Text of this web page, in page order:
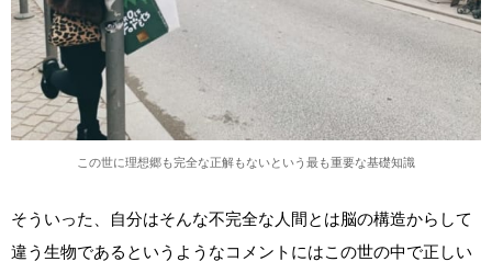
この世に理想郷も完全な正解もないという最も重要な基礎知識
そういった、自分はそんな不完全な人間とは脳の構造からして
違う生物であるというようなコメントにはこの世の中で正しい